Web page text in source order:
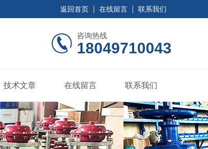
返回首页 在线留言 联系我们
咨询热线
18049710043
技术文章 在线留言 联系我们